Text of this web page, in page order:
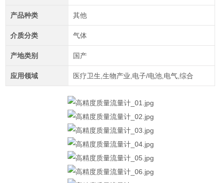
产品种类 其他
介质分类 气体
产地类别 国产
应用领域 医疗卫生,生物产业,电子/电池,电气,综合